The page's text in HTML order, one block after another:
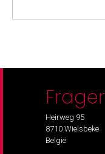
Frager
Heirweg 95
8710 Wielsbeke
België